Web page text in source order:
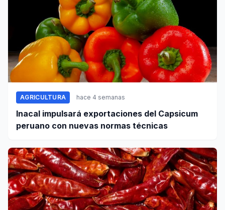
AGRICULTURA hace 4 semanas
Inacal impulsará exportaciones del Capsicum
peruano con nuevas normas técnicas